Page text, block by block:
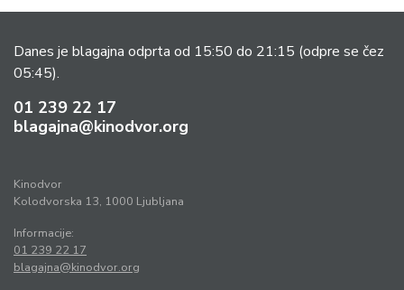
Danes je blagajna odprta od 15:50 do 21:15 (odpre se čez
05:45).
01 239 22 17
blagajna@kinodvor.org
Kinodvor
Kolodvorska 13, 1000 Ljubljana
Informacije:
01 239 22 17
blagajna@kinodvor.org